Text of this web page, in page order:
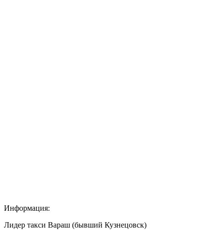
Информация:
Лидер такси Вараш (бывший Кузнецовск)